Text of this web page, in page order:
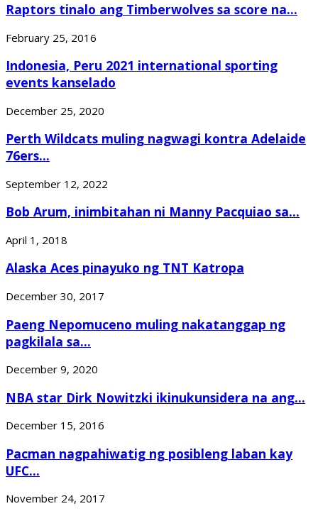
Raptors tinalo ang Timberwolves sa score na...
February 25, 2016
Indonesia, Peru 2021 international sporting
events kanselado
December 25, 2020
Perth Wildcats muling nagwagi kontra Adelaide
76ers...
September 12, 2022
Bob Arum, inimbitahan ni Manny Pacquiao sa...
April 1, 2018
Alaska Aces pinayuko ng TNT Katropa
December 30, 2017
Paeng Nepomuceno muling nakatanggap ng
pagkilala sa...
December 9, 2020
NBA star Dirk Nowitzki ikinukunsidera na ang...
December 15, 2016
Pacman nagpahiwatig ng posibleng laban kay
UFC...
November 24, 2017